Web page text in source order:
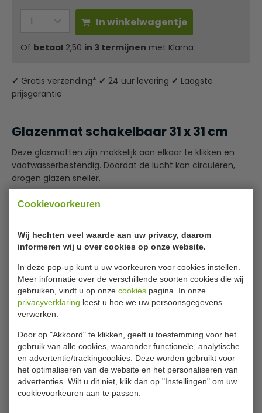
Cookievoorkeuren
Wij hechten veel waarde aan uw privacy, daarom
informeren wij u over cookies op onze website.
In deze pop-up kunt u uw voorkeuren voor cookies instellen.
Meer informatie over de verschillende soorten cookies die wij
gebruiken, vindt u op onze cookies pagina. In onze
privacyverklaring leest u hoe we uw persoonsgegevens
verwerken.
Door op "Akkoord" te klikken, geeft u toestemming voor het
gebruik van alle cookies, waaronder functionele, analytische
en advertentie/trackingcookies. Deze worden gebruikt voor
het optimaliseren van de website en het personaliseren van
advertenties. Wilt u dit niet, klik dan op "Instellingen" om uw
cookievoorkeuren aan te passen.
In winkelwagentje
Of betaal 2,50 in 3 termijnen met Klarna
✔ Gratis verzending* ✔ 24 uur levering ✔ Laagste
prijsgarantie
Glazenmat schakelbaar 31 x 31 cm
Deze glasmatten zijn makkelijk aan elkaar te klikken en
vaatwasserbestendig. Doordat de lucht kan circuleren,
drogen glazen sneller.
Aan elkaar te bevestigen
Beschermt tegen glasbreuk
Specificaties
Model:
DM 121
Afmetingen
Is dit iets voor jou?